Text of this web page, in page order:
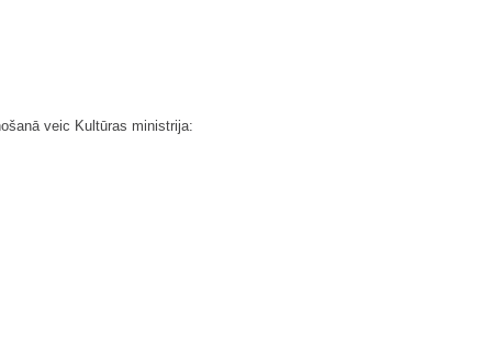
veic Kultūras ministrija: